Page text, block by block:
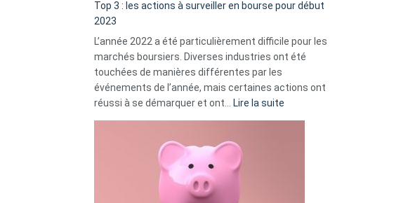
Top 3 : les actions à surveiller en bourse pour début
2023
L’année 2022 a été particulièrement difficile pour les
marchés boursiers. Diverses industries ont été
touchées de manières différentes par les
événements de l’année, mais certaines actions ont
réussi à se démarquer et ont…
Lire la suite